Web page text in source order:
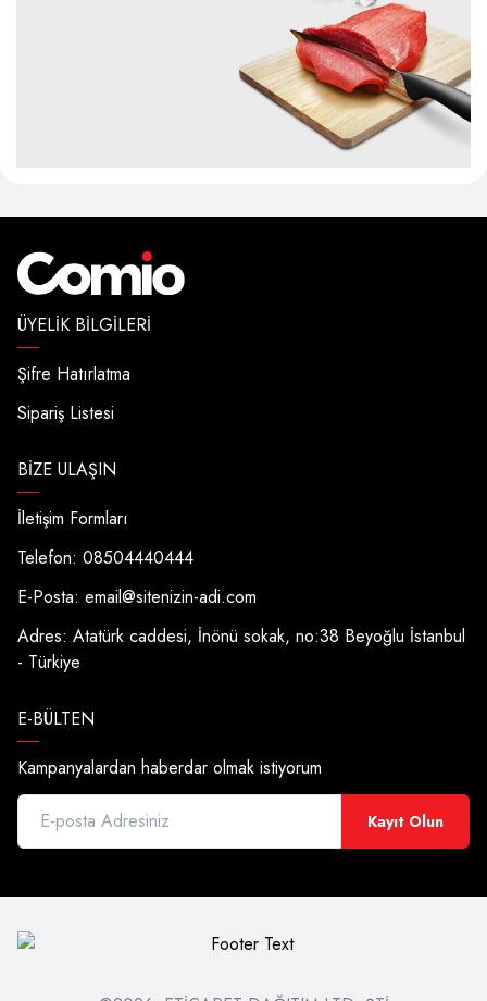
ÜYELIK BILGILERI
Şifre Hatırlatma
Sipariş Listesi
BIZE ULAŞIN
İletişim Formları
Telefon: 08504440444
E-Posta: email@sitenizin-adi.com
Adres: Atatürk caddesi, İnönü sokak, no:38 Beyoğlu İstanbul
- Türkiye
E-BÜLTEN
Kampanyalardan haberdar olmak istiyorum
Kayıt Olun